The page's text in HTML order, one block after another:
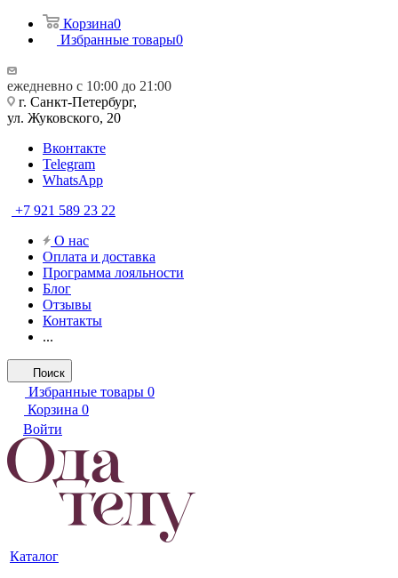
Корзина0
Избранные товары0
ежедневно с 10:00 до 21:00
г. Санкт-Петербург,
ул. Жуковского, 20
Вконтакте
Telegram
WhatsApp
+7 921 589 23 22
О нас
Оплата и доставка
Программа лояльности
Блог
Отзывы
Контакты
...
Поиск
Избранные товары 0
Корзина 0
Войти
Каталог